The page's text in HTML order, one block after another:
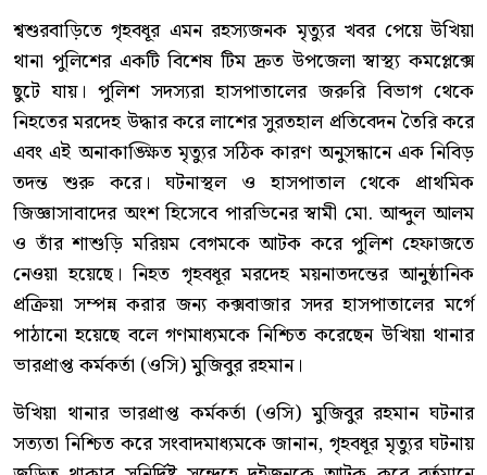
শ্বশুরবাড়িতে গৃহবধূর এমন রহস্যজনক মৃত্যুর খবর পেয়ে উখিয়া
থানা পুলিশের একটি বিশেষ টিম দ্রুত উপজেলা স্বাস্থ্য কমপ্লেক্সে
ছুটে যায়। পুলিশ সদস্যরা হাসপাতালের জরুরি বিভাগ থেকে
নিহতের মরদেহ উদ্ধার করে লাশের সুরতহাল প্রতিবেদন তৈরি করে
এবং এই অনাকাঙ্ক্ষিত মৃত্যুর সঠিক কারণ অনুসন্ধানে এক নিবিড়
তদন্ত শুরু করে। ঘটনাস্থল ও হাসপাতাল থেকে প্রাথমিক
জিজ্ঞাসাবাদের অংশ হিসেবে পারভিনের স্বামী মো. আব্দুল আলম
ও তাঁর শাশুড়ি মরিয়ম বেগমকে আটক করে পুলিশ হেফাজতে
নেওয়া হয়েছে। নিহত গৃহবধূর মরদেহ ময়নাতদন্তের আনুষ্ঠানিক
প্রক্রিয়া সম্পন্ন করার জন্য কক্সবাজার সদর হাসপাতালের মর্গে
পাঠানো হয়েছে বলে গণমাধ্যমকে নিশ্চিত করেছেন উখিয়া থানার
ভারপ্রাপ্ত কর্মকর্তা (ওসি) মুজিবুর রহমান।
উখিয়া থানার ভারপ্রাপ্ত কর্মকর্তা (ওসি) মুজিবুর রহমান ঘটনার
সত্যতা নিশ্চিত করে সংবাদমাধ্যমকে জানান, গৃহবধূর মৃত্যুর ঘটনায়